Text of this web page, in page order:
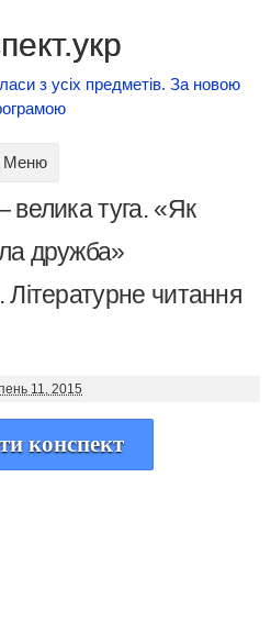
з усіх предметів. За новою
Меню
велика туга. «Як
дружба»
Літературне читання
11, 2015
конспект